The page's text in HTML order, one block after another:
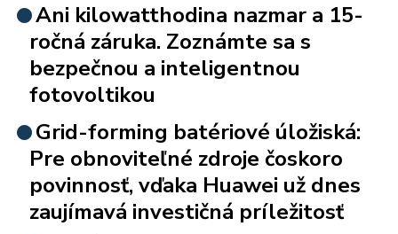
Ani kilowatthodina nazmar a 15-
ročná záruka. Zoznámte sa s
bezpečnou a inteligentnou
fotovoltikou
Grid-forming batériové úložiská:
Pre obnoviteľné zdroje čoskoro
povinnosť, vďaka Huawei už dnes
zaujímavá investičná príležitosť